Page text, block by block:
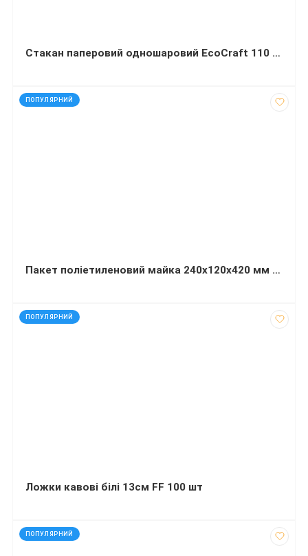
Стакан паперовий одношаровий EcoCraft 110 мл щільність 210г/м2 85 штук
ПОПУЛЯРНИЙ
код: 14056
Пакет поліетиленовий майка 240х120х420 мм 10 мкм, 100 штук
ПОПУЛЯРНИЙ
код: 44129
Ложки кавові білі 13см FF 100 шт
ПОПУЛЯРНИЙ
код: 12385